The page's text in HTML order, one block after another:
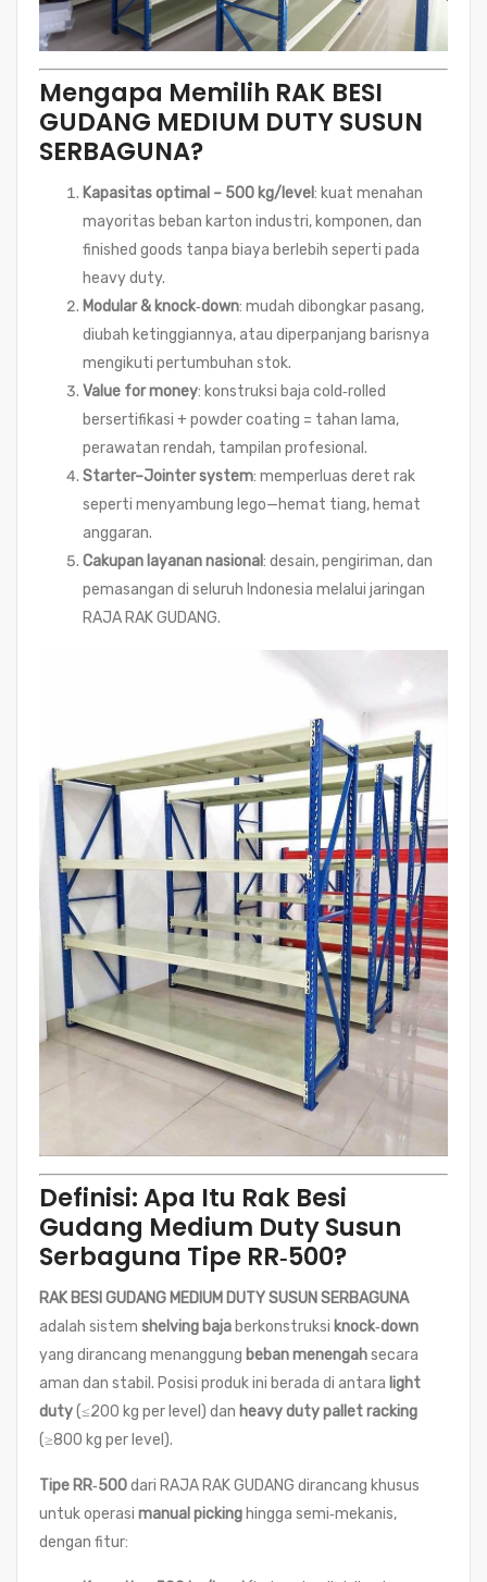
Mengapa Memilih RAK BESI
GUDANG MEDIUM DUTY SUSUN
SERBAGUNA?
Kapasitas optimal – 500 kg/level: kuat menahan
mayoritas beban karton industri, komponen, dan
finished goods tanpa biaya berlebih seperti pada
heavy duty.
Modular & knock‑down: mudah dibongkar pasang,
diubah ketinggiannya, atau diperpanjang barisnya
mengikuti pertumbuhan stok.
Value for money: konstruksi baja cold‑rolled
bersertifikasi + powder coating = tahan lama,
perawatan rendah, tampilan profesional.
Starter–Jointer system: memperluas deret rak
seperti menyambung lego—hemat tiang, hemat
anggaran.
Cakupan layanan nasional: desain, pengiriman, dan
pemasangan di seluruh Indonesia melalui jaringan
RAJA RAK GUDANG.
Definisi: Apa Itu Rak Besi
Gudang Medium Duty Susun
Serbaguna Tipe RR‑500?
RAK BESI GUDANG MEDIUM DUTY SUSUN SERBAGUNA
adalah sistem shelving baja berkonstruksi knock‑down
yang dirancang menanggung beban menengahsecara
aman dan stabil. Posisi produk ini berada di antara light
duty(≤200 kg per level) dan heavy duty pallet racking
(≥800 kg per level).
Tipe RR‑500dari RAJA RAK GUDANG dirancang khusus
untuk operasi manual picking hingga semi‑mekanis,
dengan fitur: